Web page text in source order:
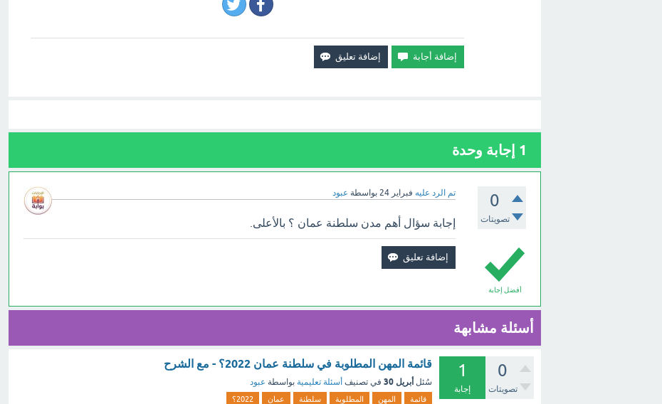
1 إجابة وحدة
0
تصويتات
تم الرد عليه فبراير 24 بواسطة عبود
أفضل إجابة
إجابة سؤال أهم مدن سلطنة عمان ؟ بالأعلى.
أسئلة مشابهة
0
تصويتات
1
إجابة
قائمة المهن المطلوبة في سلطنة عمان 2022؟ - مع الشرح
سُئل أبريل 30 في تصنيف أسئلة تعليمية بواسطة عبود
قائمة المهن المطلوبة سلطنة عمان 2022؟